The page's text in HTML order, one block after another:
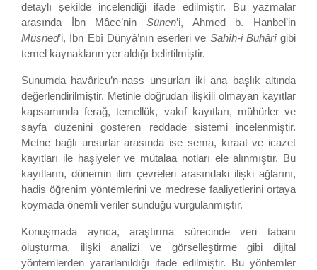
detaylı şekilde incelendiği ifade edilmiştir. Bu yazmalar
arasında İbn Mâce’nin Sünen’i, Ahmed b. Hanbel’in
Müsned’i, İbn Ebî Dünyâ’nın eserleri ve Sahîh-i Buhârîgibi
temel kaynakların yer aldığı belirtilmiştir.
Sunumda havâricu’n-nass unsurları iki ana başlık altında
değerlendirilmiştir. Metinle doğrudan ilişkili olmayan kayıtlar
kapsamında ferağ, temellük, vakıf kayıtları, mühürler ve
sayfa düzenini gösteren reddade sistemi incelenmiştir.
Metne bağlı unsurlar arasında ise sema, kıraat ve icazet
kayıtları ile haşiyeler ve mütalaa notları ele alınmıştır. Bu
kayıtların, dönemin ilim çevreleri arasındaki ilişki ağlarını,
hadis öğrenim yöntemlerini ve medrese faaliyetlerini ortaya
koymada önemli veriler sunduğu vurgulanmıştır.
Konuşmada ayrıca, araştırma sürecinde veri tabanı
oluşturma, ilişki analizi ve görselleştirme gibi dijital
yöntemlerden yararlanıldığı ifade edilmiştir. Bu yöntemler